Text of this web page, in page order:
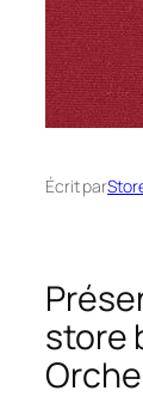
Écrit par
store